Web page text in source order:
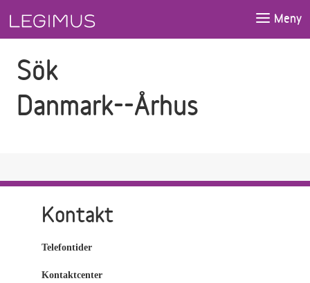
Meny
Sök
Danmark--Århus
Kontakt
Telefontider
Kontaktcenter